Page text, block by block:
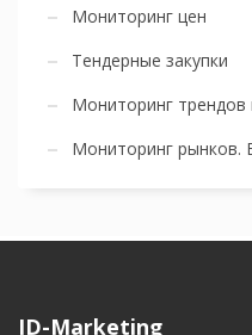
Мониторинг цен
Тендерные закупки
Мониторинг трендов
Мониторинг рынков.
ID-Marketing